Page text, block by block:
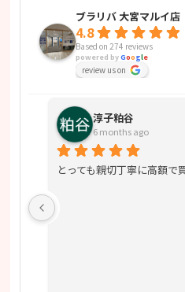
ブラリバ 大宮マルイ店
4.8
Based on 274 reviews
powered byGoogle
review us on
淳子粕谷
6 months ago
とっても親切丁寧に高額で